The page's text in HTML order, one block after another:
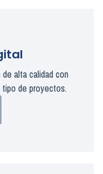
alta calidad con
de proyectos.